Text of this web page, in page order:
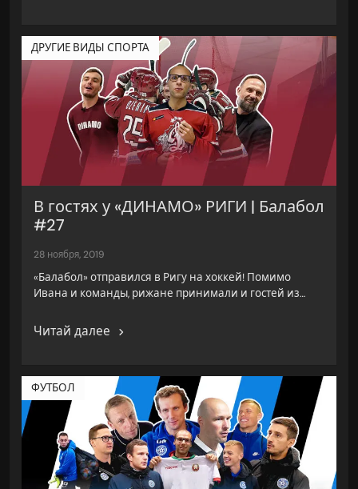
ДРУГИЕ ВИДЫ СПОРТА
В гостях у «ДИНАМО» РИГИ | Балабол
#27
28 ноября, 2019
«Балабол» отправился в Ригу на хоккей! Помимо
Ивана и команды, рижане принимали и гостей из…
Читай далее
ФУТБОЛ